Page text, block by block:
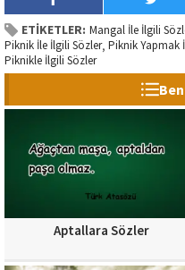
ETİKETLER: Mangal İle İlgili
Piknik İle İlgili Sözler, Piknik Yapmak
Piknikle İlgili Sözler
Aptallara Sözler